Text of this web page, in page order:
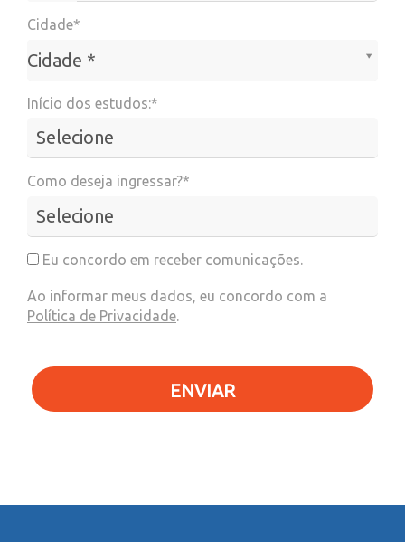
Cidade*
Cidade *
Cidade*
Início dos estudos:*
Como deseja ingressar?*
Eu concordo em receber comunicações.
Ao informar meus dados, eu concordo com a
Política de Privacidade.
ENVIAR